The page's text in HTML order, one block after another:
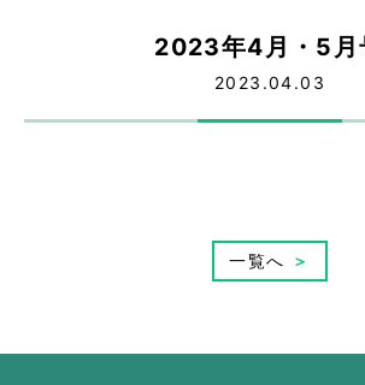
2023年4月・5月
2023.04.03
一覧へ ＞